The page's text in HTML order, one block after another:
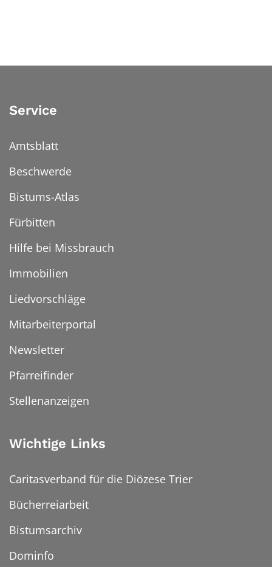
Service
Amtsblatt
Beschwerde
Bistums-Atlas
Fürbitten
Hilfe bei Missbrauch
Immobilien
Liedvorschläge
Mitarbeiterportal
Newsletter
Pfarreifinder
Stellenanzeigen
Wichtige Links
Caritasverband für die Diözese Trier
Bücherreiarbeit
Bistumsarchiv
Dominfo